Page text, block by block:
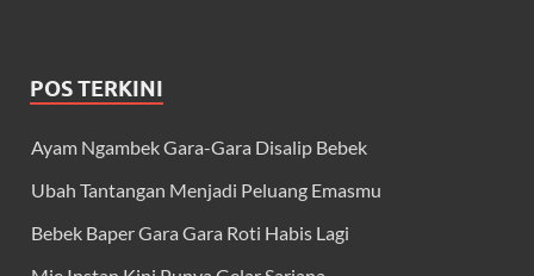
POS TERKINI
Ayam Ngambek Gara-Gara Disalip Bebek
Ubah Tantangan Menjadi Peluang Emasmu
Bebek Baper Gara Gara Roti Habis Lagi